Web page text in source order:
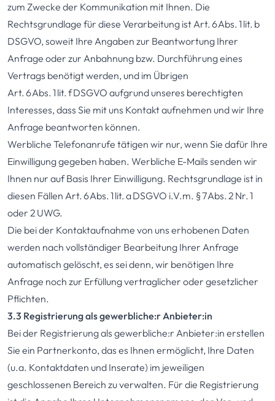
zum Zwecke der Kommunikation mit Ihnen. Die
Rechtsgrundlage für diese Verarbeitung ist Art. 6 Abs. 1 lit. b
DSGVO, soweit Ihre Angaben zur Beantwortung Ihrer
Anfrage oder zur Anbahnung bzw. Durchführung eines
Vertrags benötigt werden, und im Übrigen
Art. 6 Abs. 1 lit. f DSGVO aufgrund unseres berechtigten
Interesses, dass Sie mit uns Kontakt aufnehmen und wir Ihre
Anfrage beantworten können.
Werbliche Telefonanrufe tätigen wir nur, wenn Sie dafür Ihre
Einwilligung gegeben haben. Werbliche E-Mails senden wir
Ihnen nur auf Basis Ihrer Einwilligung. Rechtsgrundlage ist in
diesen Fällen Art. 6 Abs. 1 lit. a DSGVO i.V.m. § 7 Abs. 2 Nr. 1
oder 2 UWG.
Die bei der Kontaktaufnahme von uns erhobenen Daten
werden nach vollständiger Bearbeitung Ihrer Anfrage
automatisch gelöscht, es sei denn, wir benötigen Ihre
Anfrage noch zur Erfüllung vertraglicher oder gesetzlicher
Pflichten.
3.3 Registrierung als gewerbliche:r Anbieter:in
Bei der Registrierung als gewerbliche:r Anbieter:in erstellen
Sie ein Partnerkonto, das es Ihnen ermöglicht, Ihre Daten
(u.a. Kontaktdaten und Inserate) im jeweiligen
geschlossenen Bereich zu verwalten. Für die Registrierung